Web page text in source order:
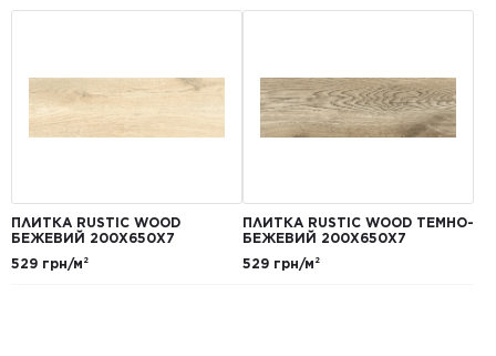
ПЛИТКА RUSTIC WOOD
БЕЖЕВИЙ 200X650X7
529 грн/м²
ПЛИТКА RUSTIC WOOD ТЕМНО-
БЕЖЕВИЙ 200X650X7
529 грн/м²